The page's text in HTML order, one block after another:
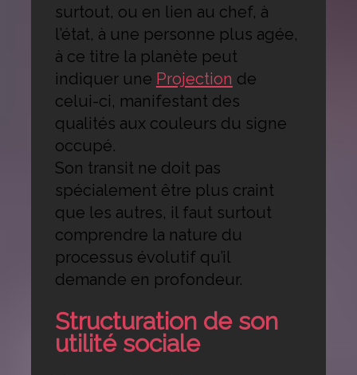
surtout, ou en lien au chef, à
l’état, à une personne plus agée,
à ce titre la planète peut
indiquer une Projection de
celui-ci, manifestant des
qualités aux couleurs du signe
occupé.
Son transit ne doit pas
spécialement être plus craint
que les autres, il faut surtout
comprendre la nature du
processus évolutif qu’il
demande en profondeur.
Structuration de son
utilité sociale